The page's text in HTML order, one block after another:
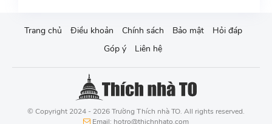
Trang chủ Điều khoản Chính sách Bảo mật
Hỏi đáp
Góp ý
Liên hệ
© Copyright 2024 - 2026 Trường Thích nhà TO. All rights reserved.
Email: hotro@thichnhato.com